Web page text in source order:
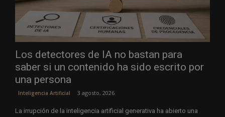
Los detectores de IA no bastan para
saber si un contenido ha sido escrito por
una persona
Inteligencia Artificial 3 agosto, 2026
La irrupción de la inteligencia artificial generativa ha abierto una